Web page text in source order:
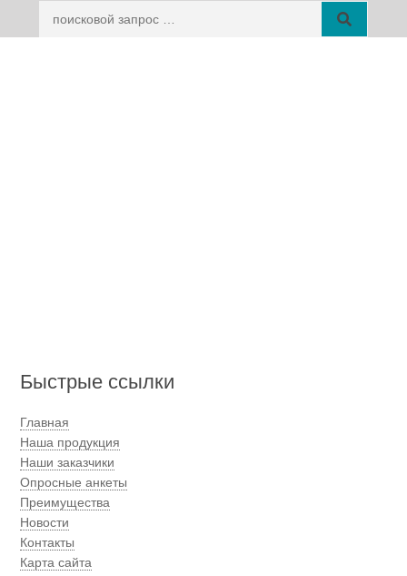
Быстрые ссылки
Главная
Наша продукция
Наши заказчики
Опросные анкеты
Преимущества
Новости
Контакты
Карта сайта